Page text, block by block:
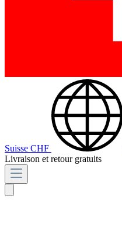
Suisse CHF
Livraison et retour gratuits